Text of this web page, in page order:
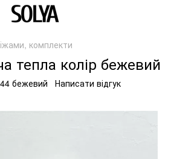
комплекти
тепла колір бежевий
бежевий Написати відгук